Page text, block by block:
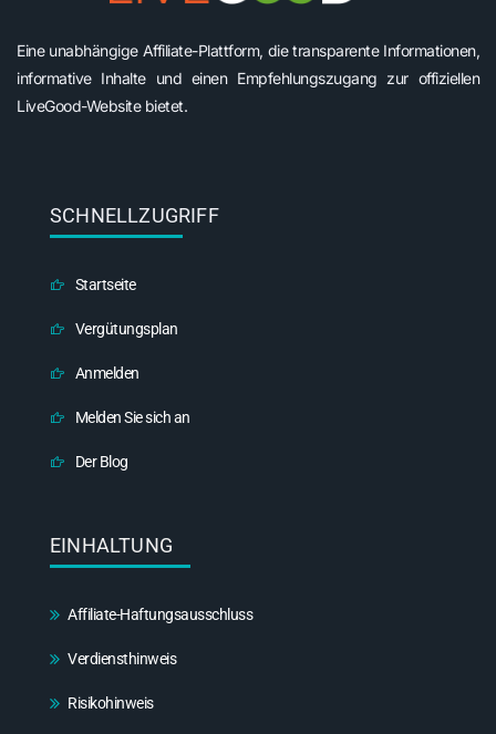
Eine unabhängige Affiliate-Plattform, die transparente Informationen,
informative Inhalte und einen Empfehlungszugang zur offiziellen
LiveGood-Website bietet.
SCHNELLZUGRIFF
Startseite
Vergütungsplan
Anmelden
Melden Sie sich an
Der Blog
EINHALTUNG
Affiliate-Haftungsausschluss
Verdiensthinweis
Risikohinweis